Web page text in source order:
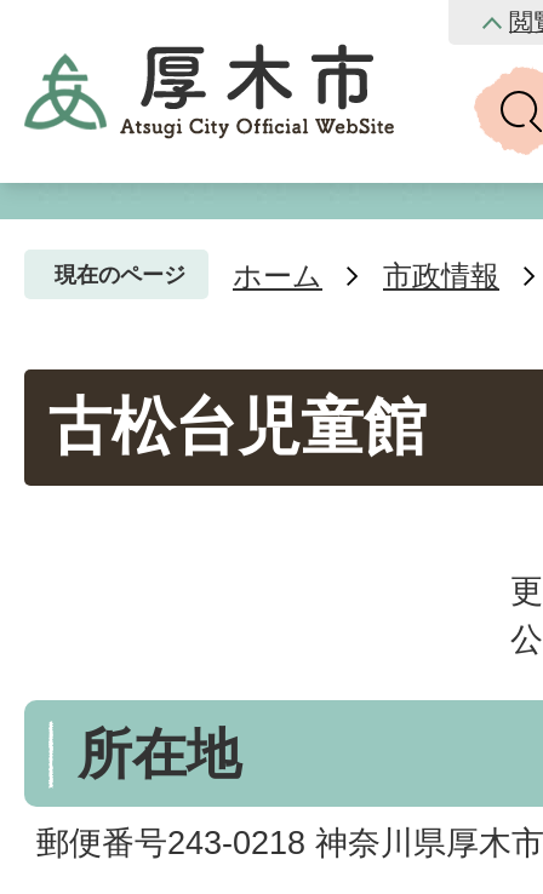
閲
現在のページ ホーム 市政情報
古松台児童館
所在地
郵便番号243-0218 神奈川県厚木